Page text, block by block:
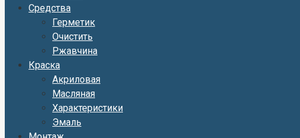
Средства
Герметик
Очистить
Ржавчина
Краска
Акриловая
Масляная
Характеристики
Эмаль